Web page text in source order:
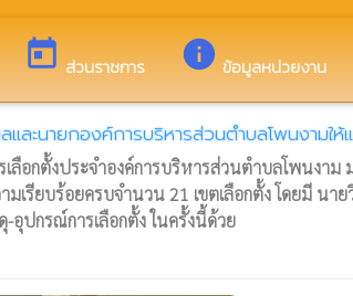
today ส่วนราชการ info ข้อมูลหน่วยงาน
รส่วนตำบลโพนงาม
ะนายกองค์การบริหารส่วนตำบลโพนงามใ
อกตั้งประจำองค์การบริหารส่วนตำบลโพนงา
รียบร้อยครบจำนวน 21 เขตเลือกตั้ง โดยมี น
อุปกรณ์การเลือกตั้ง ในครั้งนี้ด้วย